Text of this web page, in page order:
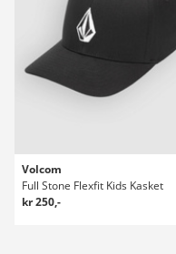
Volcom
Full Stone Flexfit Kids Kasket
kr 250,-